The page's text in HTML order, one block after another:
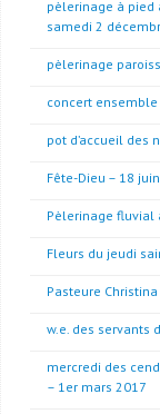
pèlerinage à
samedi 2
pèlerinage
concert
pot d’accueil des
Fête-Dieu – 18
Pèlerinage fluvial
Fleurs du jeudi
Pasteure
w.e. des servants
mercredi des
– 1er mars 2017